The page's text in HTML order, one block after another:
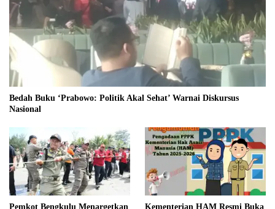
Bedah Buku ‘Prabowo: Politik Akal Sehat’ Warnai Diskursus
Nasional
Pemkot Bengkulu Menargetkan Kementerian HAM Resmi Buka